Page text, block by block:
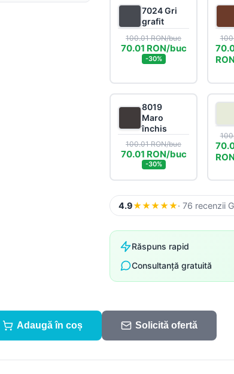
Panouri gard
Suruburi, folii și alte
componente
Sistem pluvial
Tablă prefălțuită
Șipcă de gard
Sistem pluvial
Accesorii
7024 Gri
grafit
100.01 RON/buc
70.01 RON/buc
-30%
8019
Maro
închis
100.01 RON/buc
70.01 RON/buc
-30%
4.9★★★★★· 76 recenzii
Răspuns rapid
Consultanță gratuită
Adaugă în coș Solicită ofertă